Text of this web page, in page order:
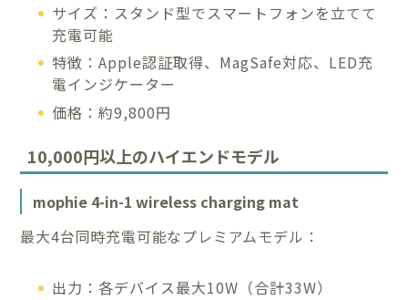
サイズ：スタンド型でスマートフォンを立てて
充電可能
特徴：Apple認証取得、MagSafe対応、LED充
電インジケーター
価格：約9,800円
10,000円以上のハイエンドモデル
mophie 4-in-1 wireless charging mat
最大4台同時充電可能なプレミアムモデル：
出力：各デバイス最大10W（合計33W）